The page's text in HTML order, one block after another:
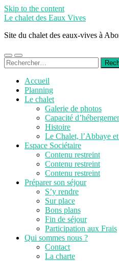
Skip to the content
Le chalet des Eaux Vives
Site du chalet des eaux-vives à
Toggle
mobile
Toggle
search
Rechercher :
Accueil
Planning
Le chalet
Galerie de photos
Capacité
Histoire
Le Chalet, l’Abbaye
Espace Sociétaire
Contenu restreint
Contenu restreint
Contenu restreint
Préparer son séjour
S’y rendre
Sur place
Bons plans
Fin de séjour
Participation aux Frais
Qui sommes nous ?
Contact
La charte